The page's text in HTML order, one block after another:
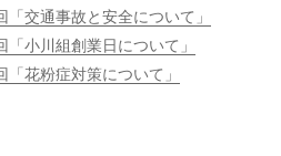
交通事故と安全について」
小川組創業日について」
花粉症対策について」